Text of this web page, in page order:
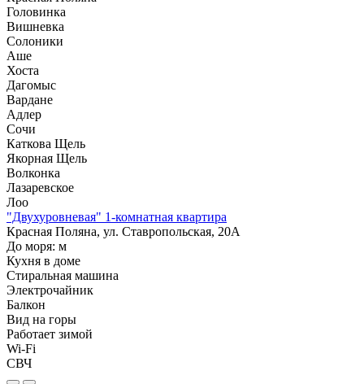
Головинка
Вишневка
Солоники
Аше
Хоста
Дагомыс
Вардане
Адлер
Сочи
Каткова Щель
Якорная Щель
Волконка
Лазаревское
Лоо
"Двухуровневая" 1-комнатная квартира
Красная Поляна, ул. Ставропольская, 20А
До моря: м
Кухня в доме
Стиральная машина
Электрочайник
Балкон
Вид на горы
Работает зимой
Wi-Fi
СВЧ